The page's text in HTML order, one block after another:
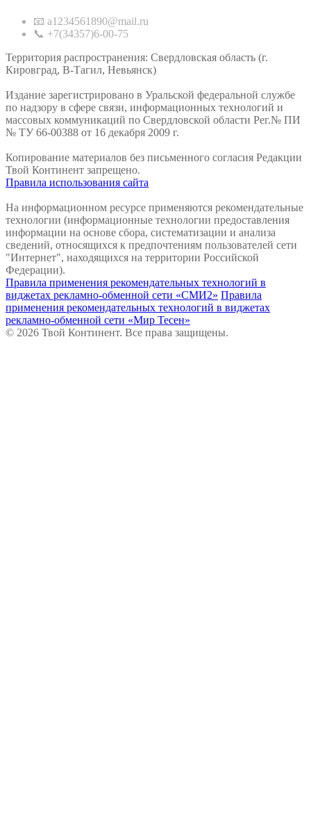
📧 a1234561890@mail.ru
📞 +7(34357)6-00-75
Территория распространения: Свердловская область (г.
Кировград, В-Тагил, Невьянск)
Издание зарегистрировано в Уральской федеральной службе
по надзору в сфере связи, информационных технологий и
массовых коммуникаций по Свердловской области Рег.№ ПИ
№ ТУ 66-00388 от 16 декабря 2009 г.
Копирование материалов без письменного согласия Редакции
Твой Континент запрещено.
Правила использования сайта
На информационном ресурсе применяются рекомендательные
технологии (информационные технологии предоставления
информации на основе сбора, систематизации и анализа
сведений, относящихся к предпочтениям пользователей сети
"Интернет", находящихся на территории Российской
Федерации).
Правила применения рекомендательных технологий в
виджетах рекламно-обменной сети «СМИ2» Правила
применения рекомендательных технологий в виджетах
рекламно-обменной сети «Мир Тесен»
© 2026 Твой Континент. Все права защищены.